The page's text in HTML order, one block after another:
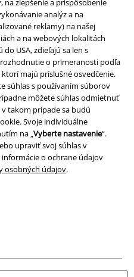
na zlepšenie a prispôsobenie
analýz a na
reklamy) na našej
a na webových lokalitách
USA, zdieľajú sa len s
o primeranosti podľa
majú príslušné osvedčenie.
súhlas s používaním súborov
môžete súhlas odmietnuť
v takom prípade sa budú
Svoje individuálne
na „Vyberte nastavenie“.
upraviť svoj súhlas v
informácie o ochrane údajov
osobných údajov.
výhody!
Company